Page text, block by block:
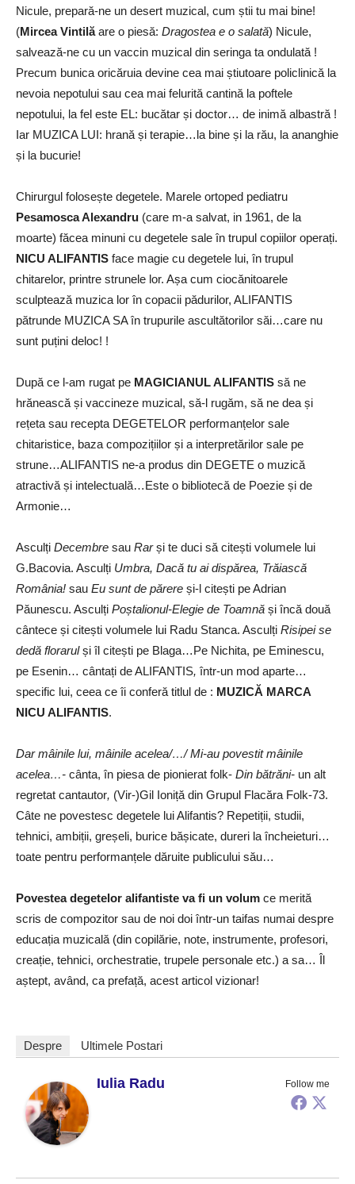
Nicule, prepară-ne un desert muzical, cum știi tu mai bine!
(Mircea Vintilăare o piesă: Dragostea e o salată) Nicule,
salvează-ne cu un vaccin muzical din seringa ta ondulată !
Precum bunica oricăruia devine cea mai știutoare policlinică la
nevoia nepotului sau cea mai felurită cantină la poftele
nepotului, la fel este EL: bucătar și doctor… de inimă albastră !
Iar MUZICA LUI: hrană și terapie…la bine și la rău, la ananghie
și la bucurie!
Chirurgul folosește degetele. Marele ortoped pediatru
Pesamosca Alexandru (care m-a salvat, in 1961, de la
moarte) făcea minuni cu degetele sale în trupul copiilor operați.
NICU ALIFANTIS face magie cu degetele lui, în trupul
chitarelor, printre strunele lor. Așa cum ciocănitoarele
sculptează muzica lor în copacii pădurilor, ALIFANTIS
pătrunde MUZICA SA în trupurile ascultătorilor săi…care nu
sunt puțini deloc! !
După ce l-am rugat pe MAGICIANUL ALIFANTIS să ne
hrănească și vaccineze muzical, să-l rugăm, să ne dea și
rețeta sau recepta DEGETELOR performanțelor sale
chitaristice, baza compozițiilor și a interpretărilor sale pe
strune…ALIFANTIS ne-a produs din DEGETE o muzică
atractivă și intelectuală…Este o bibliotecă de Poezie și de
Armonie…
Asculți Decembre sau Rarși te duci să citești volumele lui
G.Bacovia. Asculți Umbra, Dacă tu ai dispărea, Trăiască
România! sau Eu sunt de părere și-l citești pe Adrian
Păunescu. Asculți Poștalionul-Elegie de Toamnă și încă două
cântece și citești volumele lui Radu Stanca. Asculți Risipei se
dedă florarulși îl citești pe Blaga…Pe Nichita, pe Eminescu,
pe Esenin… cântați de ALIFANTIS, într-un mod aparte…
specific lui, ceea ce îi conferă titlul de : MUZICĂ MARCA
NICU ALIFANTIS.
Dar mâinile lui, mâinile acelea/…/ Mi-au povestit mâinile
acelea…- cânta, în piesa de pionierat folk- Din bătrăni- un alt
regretat cantautor, (Vir-)Gil Ioniță din Grupul Flacăra Folk-73.
Câte ne povestesc degetele lui Alifantis? Repetiții, studii,
tehnici, ambiții, greșeli, burice bășicate, dureri la încheieturi…
toate pentru performanțele dăruite publicului său…
Povestea degetelor alifantiste va fi un volum ce merită
scris de compozitor sau de noi doi într-un taifas numai despre
educația muzicală (din copilărie, note, instrumente, profesori,
creație, tehnici, orchestratie, trupele personale etc.) a sa… Îl
aștept, având, ca prefață, acest articol vizionar!
Despre Ultimele Postari
Follow me
Iulia Radu